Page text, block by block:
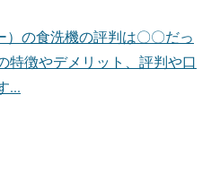
）の食洗機の評判は〇〇だっ
特徴やデメリット、評判や口
...